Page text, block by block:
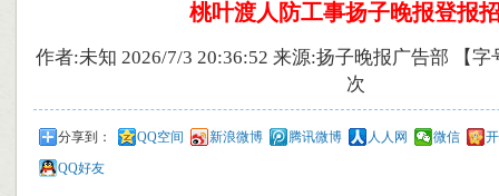
桃叶渡人防工事扬子晚报登报
作者:未知 2026/7/3 20:36:52 来源:扬子晚报广告部 【
次
分享到： QQ空间 新浪微博 腾讯微博 人人网 微信
QQ好友